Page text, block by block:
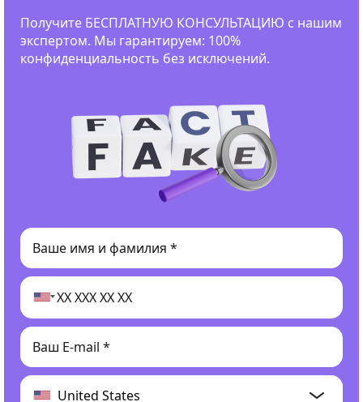
Получите БЕСПЛАТНУЮ КОНСУЛЬТАЦИЮ с нашим
экспертом. Мы гарантируем: 100%
конфиденциальность без исключений.